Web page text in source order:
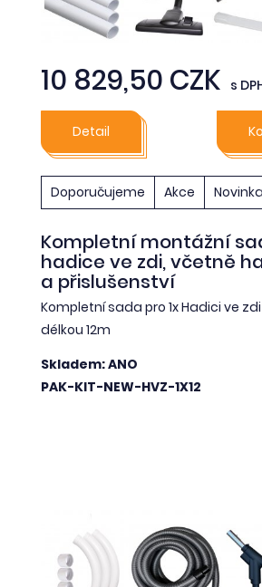
10 829,50 CZK s
Detail
Doporučujeme Akce Novinka
Kompletní montážní
hadice ve zdi, včetně
a přislušenství
Kompletní sada pro 1x Hadici ve
délkou 12m
Skladem: ANO
PAK-KIT-NEW-HVZ-1X12